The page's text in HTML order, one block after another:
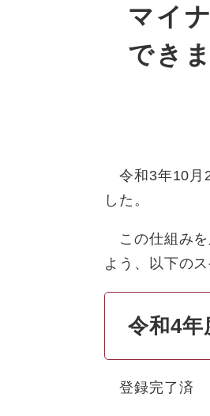
マイ
でき
令和3年10月
した。
この仕組みを
よう、以下の
令和4年
登録完了済